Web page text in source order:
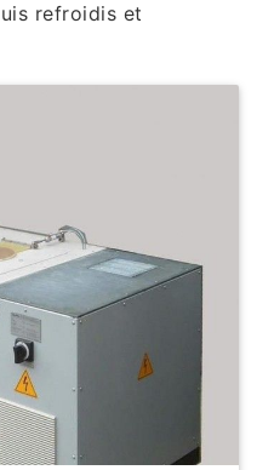
refroidis et